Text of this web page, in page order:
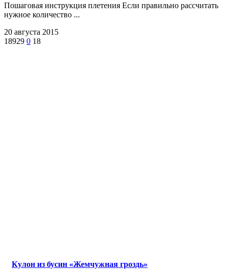
Пошаговая инструкция плетения Если правильно рассчитать
нужное количество ...
20 августа 2015
18929 0 18
Кулон из бусин «Жемчужная гроздь»